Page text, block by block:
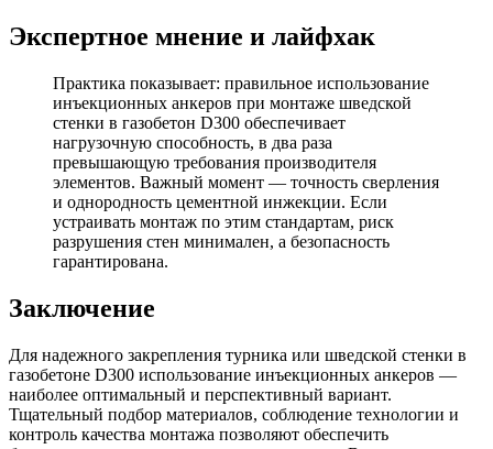
Экспертное мнение и лайфхак
Практика показывает: правильное использование
инъекционных анкеров при монтаже шведской
стенки в газобетон D300 обеспечивает
нагрузочную способность, в два раза
превышающую требования производителя
элементов. Важный момент — точность сверления
и однородность цементной инжекции. Если
устраивать монтаж по этим стандартам, риск
разрушения стен минимален, а безопасность
гарантирована.
Заключение
Для надежного закрепления турника или шведской стенки в
газобетоне D300 использование инъекционных анкеров —
наиболее оптимальный и перспективный вариант.
Тщательный подбор материалов, соблюдение технологии и
контроль качества монтажа позволяют обеспечить